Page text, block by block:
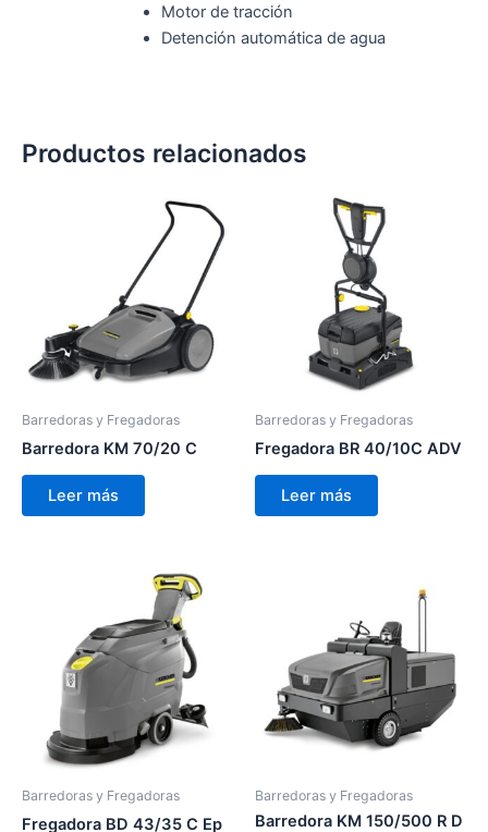
Motor de tracción
Detención automática de agua
Productos relacionados
Barredoras y Fregadoras
Barredora KM 70/20 C
Leer más
Barredoras y Fregadoras
Fregadora BR 40/10C ADV
Leer más
Barredoras y Fregadoras
Fregadora BD 43/35 C Ep
Barredoras y Fregadoras
Barredora KM 150/500 R D